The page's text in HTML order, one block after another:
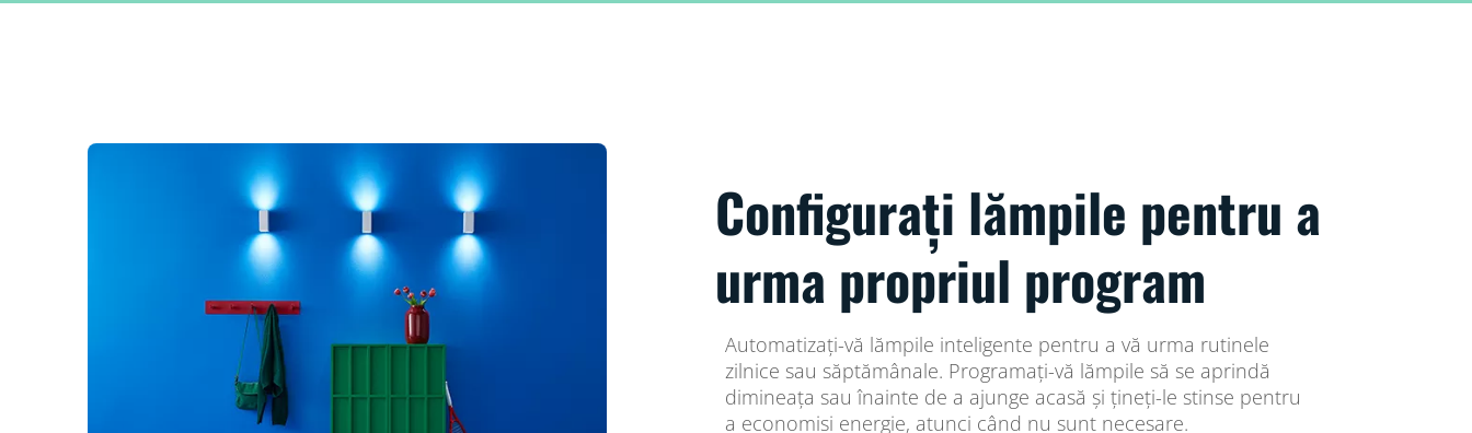
Configurați lămpile pentru a
urma propriul program
Automatizați-vă lămpile inteligente pentru a vă urma rutinele
zilnice sau săptămânale. Programați-vă lămpile să se aprindă
dimineața sau înainte de a ajunge acasă și țineți-le stinse pentru
a economisi energie, atunci când nu sunt necesare.